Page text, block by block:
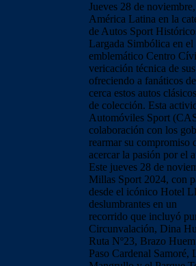
Jueves 28 de
América Latina en la
de Autos Sport
Largada Simbólica en el
emblemático Centro
vericación técnica de
ofreciendo a fanáticos
cerca estos autos clásicos
de colección. Esta
Automóviles Sport
colaboración con los
rearmar su compromiso
acercar la pasión por el
Este jueves 28 de
Millas Sport 2024, con
desde el icónico Hotel
deslumbrantes en un
recorrido que incluyó
Circunvalación, Dina
Ruta Nº23, Brazo
Paso Cardenal Samoré,